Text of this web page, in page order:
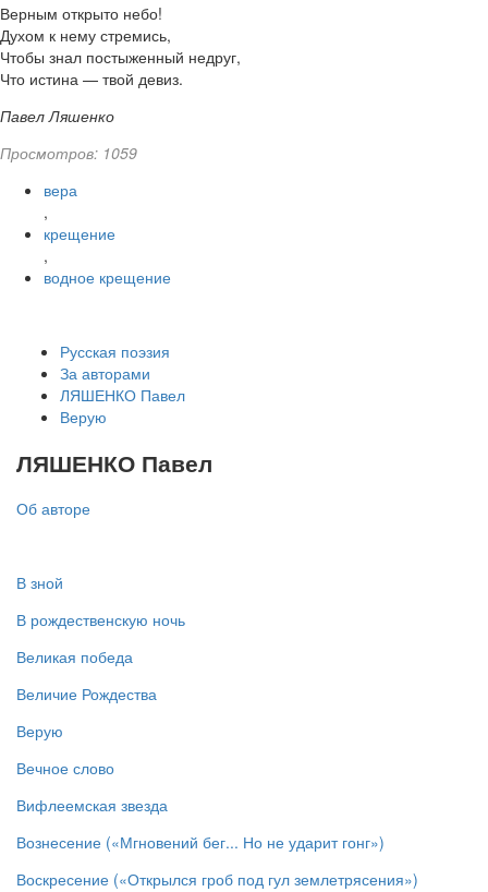
Верным открыто небо!
Духом к нему стремись,
Чтобы знал постыженный недруг,
Что истина — твой девиз.
Павел Ляшенко
Просмотров: 1059
вера
,
крещение
,
водное крещение
Русская поэзия
За авторами
ЛЯШЕНКО Павел
Верую
ЛЯШЕНКО Павел
Об авторе
В зной
В рождественскую ночь
Великая победа
Величие Рождества
Верую
Вечное слово
Вифлеемская звезда
Вознесение («Мгновений бег... Но не ударит гонг»)
Воскресение («Открылся гроб под гул землетрясения»)